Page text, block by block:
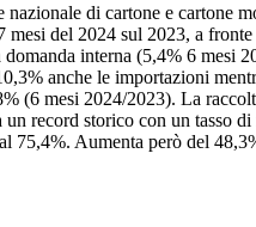
nazionale di cartone e cartone
mesi del 2024 sul 2023, a
domanda interna (5,4% 6 mesi
anche le importazioni
(6 mesi 2024/2023). La
un record storico con un tasso
75,4%. Aumenta però del